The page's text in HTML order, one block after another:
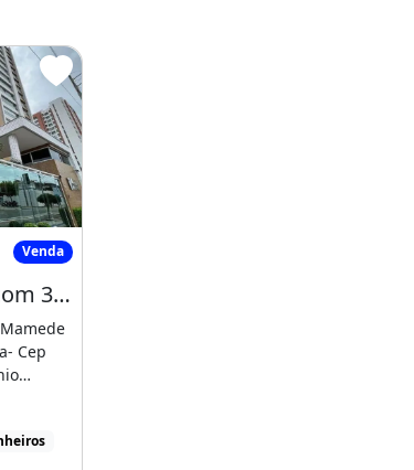
com 3 Dormitórios À Venda
Venda
Apartamento com 3 Dormitórios À Venda, 163 M² por R$ 1.700.000,00 - Fátima
Cep